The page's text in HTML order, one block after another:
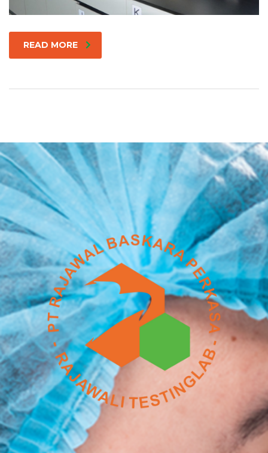
READ MORE